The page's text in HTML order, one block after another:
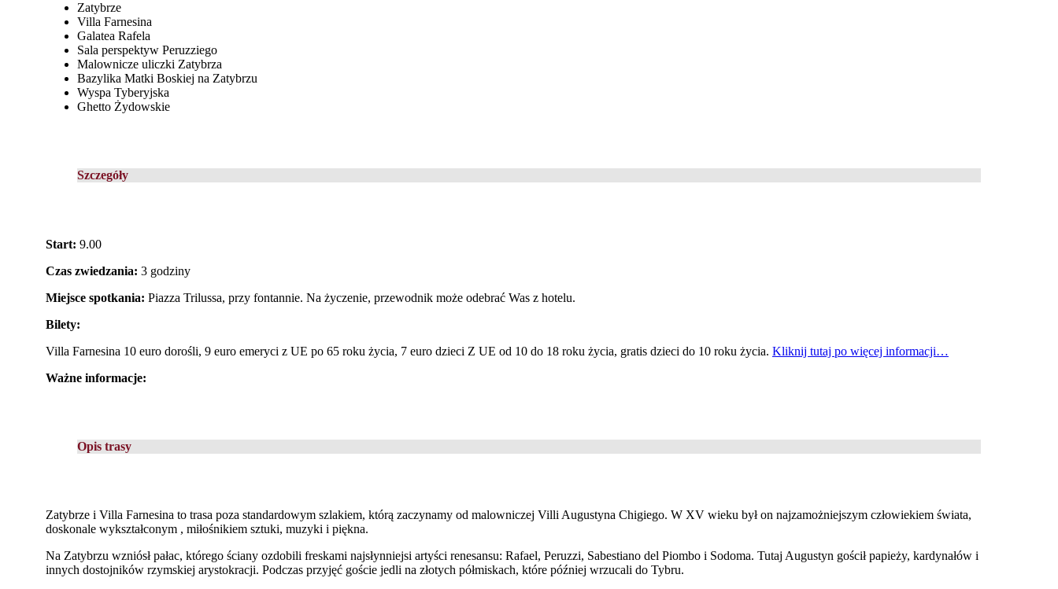
Zatybrze
Villa Farnesina
Galatea Rafela
Sala perspektyw Peruzziego
Malownicze uliczki Zatybrza
Bazylika Matki Boskiej na Zatybrzu
Wyspa Tyberyjska
Ghetto Żydowskie
Szczegóły
Start: 9.00
Czas zwiedzania: 3 godziny
Miejsce spotkania: Piazza Trilussa, przy fontannie. Na życzenie, przewodnik może odebrać Was z hotelu.
Bilety:
Villa Farnesina 10 euro dorośli, 9 euro emeryci z UE po 65 roku życia, 7 euro dzieci Z UE od 10 do 18 roku życia, gratis dzieci do 10 roku życia. Kliknij tutaj po więcej informacji…
Ważne informacje:
Opis trasy
Zatybrze i Villa Farnesina to trasa poza standardowym szlakiem, którą zaczynamy od malowniczej Villi Augustyna Chigiego. W XV wieku był on najzamożniejszym człowiekiem świata,
doskonale wykształconym , miłośnikiem sztuki, muzyki i piękna.
Na Zatybrzu wzniósł pałac, którego ściany ozdobili freskami najsłynniejsi artyści renesansu: Rafael, Peruzzi, Sabestiano del Piombo i Sodoma. Tutaj Augustyn gościł papieży, kardynałów i
innych dostojników rzymskiej arystokracji. Podczas przyjęć goście jedli na złotych półmiskach, które później wrzucali do Tybru.